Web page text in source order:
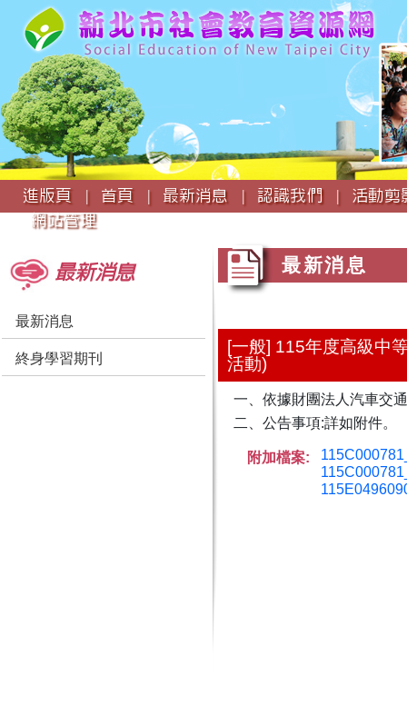
:::
進版頁 |
首頁 | 最新消息 | 認識我們 |
活動
網站管理
最新消息
最新消息
終身學習期刊
最新消息
[一般] 115年度高級中
活動)
一、依據財團法人汽車交
二、公告事項:詳如附件。
附加檔案: